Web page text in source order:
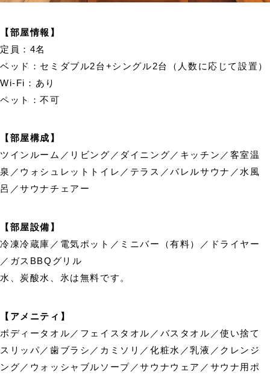
【部屋情報】
定員：4名
ベッド：セミダブル2台+シングル2台（人数に応じて設置）
Wi-Fi：あり
ペット：不可
【部屋構成】
ツインルーム／リビング／ダイニング／キッチン／客室温
泉／ウォシュレットトイレ／テラス／バレルサウナ／水風
呂／サウナチェアー
【部屋設備】
冷凍冷蔵庫／電気ポット／ミニバー（有料）／ドライヤー
／ガスBBQグリル
水、炭酸水、氷は無料です。
【アメニティ】
ボディータオル／フェイスタオル／バスタオル／使い捨て
スリッパ／歯ブラシ／カミソリ／化粧水／乳液／クレンジ
ング／ウォッシャブルソープ／サウナウェア／サウナ用ポ